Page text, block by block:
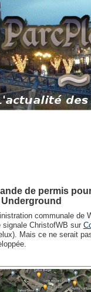
de permis
Underground
communale de
signale ChristofWB sur
Mais ce ne serait